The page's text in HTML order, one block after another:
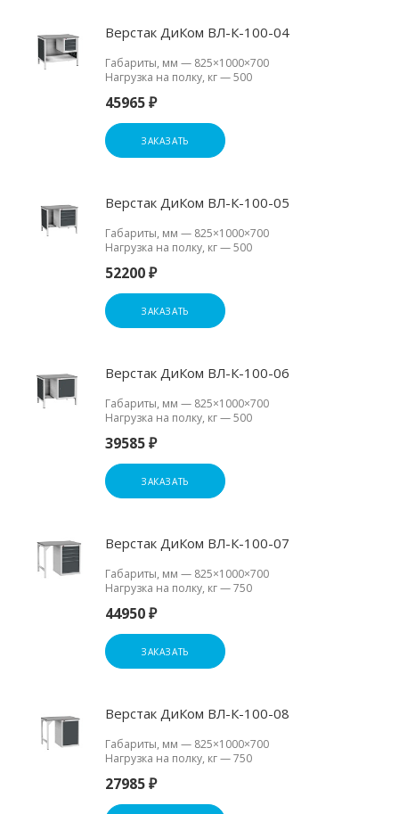
Верстак ДиКом ВЛ-К-100-04
Габариты, мм — 825×1000×700
Нагрузка на полку, кг—500
45965 ₽
ЗАКАЗАТЬ
Верстак ДиКом ВЛ-К-100-05
Габариты, мм — 825×1000×700
Нагрузка на полку, кг—500
52200 ₽
ЗАКАЗАТЬ
Верстак ДиКом ВЛ-К-100-06
Габариты, мм — 825×1000×700
Нагрузка на полку, кг—500
39585 ₽
ЗАКАЗАТЬ
Верстак ДиКом ВЛ-К-100-07
Габариты, мм — 825×1000×700
Нагрузка на полку, кг—750
44950 ₽
ЗАКАЗАТЬ
Верстак ДиКом ВЛ-К-100-08
Габариты, мм — 825×1000×700
Нагрузка на полку, кг—750
27985 ₽